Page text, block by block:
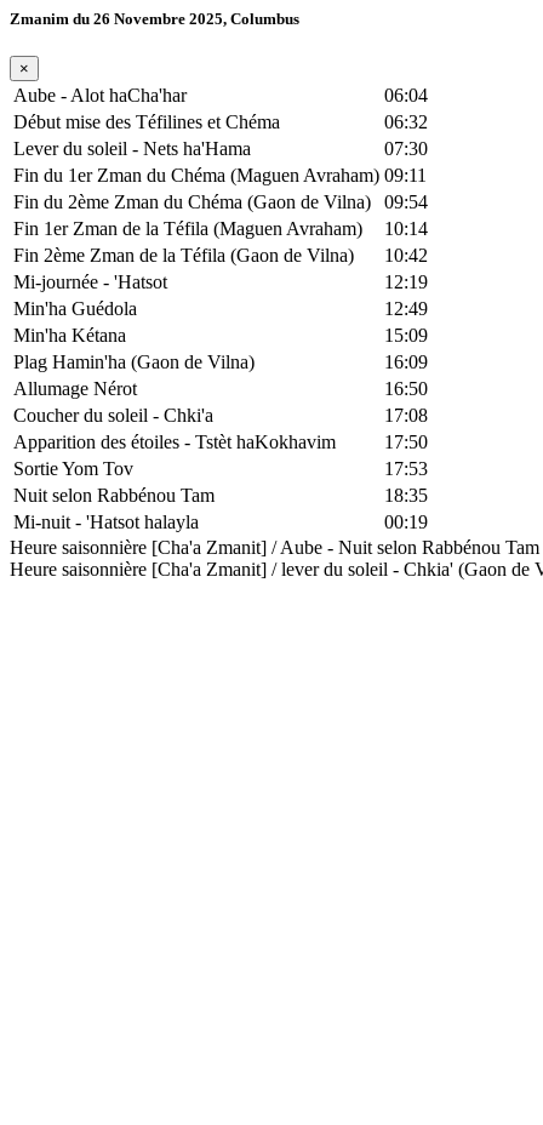
Zmanim du 26 Novembre 2025, Columbus
×
Aube - Alot haCha'har
06:04
Début mise des Téfilines et Chéma
06:32
Lever du soleil - Nets ha'Hama
07:30
Fin du 1er Zman du Chéma (Maguen Avraham) 09:11
Fin du 2ème Zman du Chéma (Gaon de Vilna)
09:54
Fin 1er Zman de la Téfila (Maguen Avraham)
10:14
Fin 2ème Zman de la Téfila (Gaon de Vilna)
10:42
Mi-journée - 'Hatsot
12:19
Min'ha Guédola
12:49
Min'ha Kétana
15:09
Plag Hamin'ha (Gaon de Vilna)
16:09
Allumage Nérot
16:50
Coucher du soleil - Chki'a
17:08
Apparition des étoiles - Tstèt haKokhavim
17:50
Sortie Yom Tov
17:53
Nuit selon Rabbénou Tam
18:35
Mi-nuit - 'Hatsot halayla
00:19
Heure saisonnière [Cha'a Zmanit] / Aube - Nuit selon Rabbénou
Heure saisonnière [Cha'a Zmanit] / lever du soleil - Chkia' (Gaon de